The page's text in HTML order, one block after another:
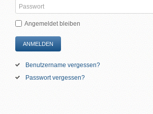
Angemeldet bleiben
ANMELDEN
Benutzername vergessen?
Passwort vergessen?